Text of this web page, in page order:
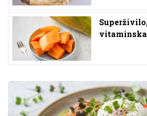
vitaminska